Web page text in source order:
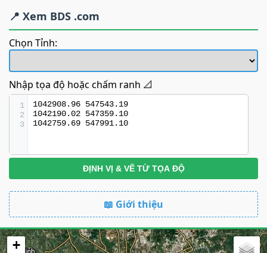
📍 Xem BDS .com
Chọn Tỉnh:
Nhập tọa độ hoặc chấm ranh 📐
1
2
3
ĐỊNH VỊ & VẼ TỪ TỌA ĐỘ
📖 Giới thiệu
+